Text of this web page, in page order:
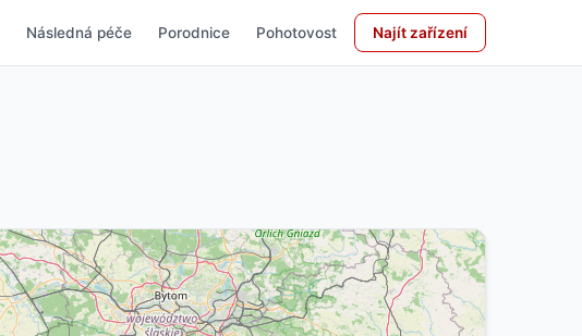
Následná péče Porodnice Pohotovost Najít zařízení